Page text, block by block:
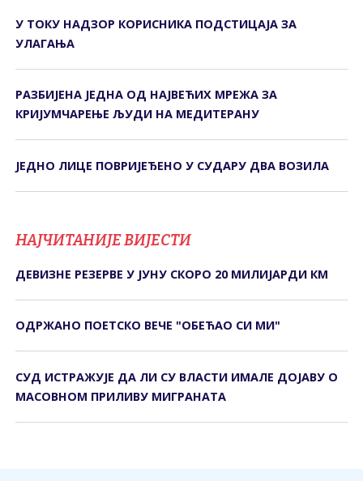
У ТОКУ НАДЗОР КОРИСНИКА ПОДСТИЦАЈА ЗА
УЛАГАЊА
РАЗБИЈЕНА ЈЕДНА ОД НАЈВЕЋИХ МРЕЖА ЗА
КРИЈУМЧАРЕЊЕ ЉУДИ НА МЕДИТЕРАНУ
ЈЕДНО ЛИЦЕ ПОВРИЈЕЂЕНО У СУДАРУ ДВА ВОЗИЛА
НАЈЧИТАНИЈЕ ВИЈЕСТИ
ДЕВИЗНЕ РЕЗЕРВЕ У ЈУНУ СКОРО 20 МИЛИЈАРДИ КМ
ОДРЖАНО ПОЕТСКО ВЕЧЕ "ОБЕЋАО СИ МИ"
СУД ИСТРАЖУЈЕ ДА ЛИ СУ ВЛАСТИ ИМАЛЕ ДОЈАВУ О
МАСОВНОМ ПРИЛИВУ МИГРАНАТА